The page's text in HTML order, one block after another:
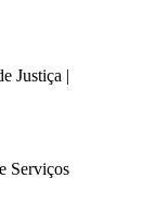
Justiça |
Serviços